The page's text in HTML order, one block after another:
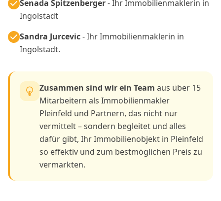
Senada Spitzenberger- Ihr Immobilienmaklerin in
Ingolstadt
Sandra Jurcevic- Ihr Immobilienmaklerin in
Ingolstadt.
Zusammen sind wir ein Team aus über 15
Mitarbeitern als Immobilienmakler
Pleinfeld und Partnern, das nicht nur
vermittelt – sondern begleitet und alles
dafür gibt, Ihr Immobilienobjekt in Pleinfeld
so effektiv und zum bestmöglichen Preis zu
vermarkten.